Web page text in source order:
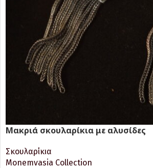
Μακριά σκουλαρίκια με αλυσίδες
Σκουλαρίκια
Monemvasia Collection